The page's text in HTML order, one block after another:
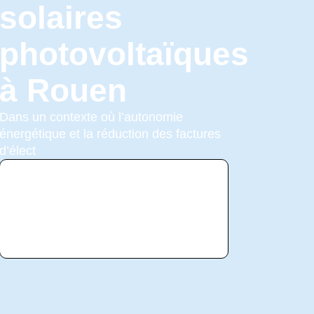
solaires
photovoltaïques
à Rouen
Dans un contexte où l’autonomie
énergétique et la réduction des factures
d’élect